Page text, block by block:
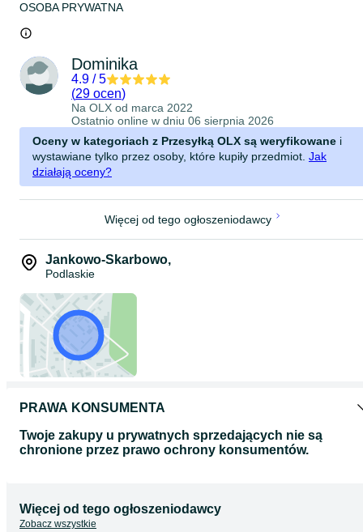
OSOBA PRYWATNA
Dominika
4.9 /5
(29 ocen)
Na OLX od marca 2022
Ostatnio online w dniu 06 sierpnia 2026
Oceny w kategoriach z Przesyłką OLX są weryfikowane i
wystawiane tylko przez osoby, które kupiły przedmiot. Jak
działają oceny?
Więcej od tego ogłoszeniodawcy
Jankowo-Skarbowo,
Podlaskie
PRAWA KONSUMENTA
Twoje zakupy u prywatnych sprzedających nie są
chronione przez prawo ochrony konsumentów.
Więcej od tego ogłoszeniodawcy
Zobacz wszystkie